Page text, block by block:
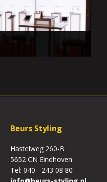
Beurs Styling
Hastelweg 260-B
5652 CN Eindhoven
Tel: 040 - 243 08 80